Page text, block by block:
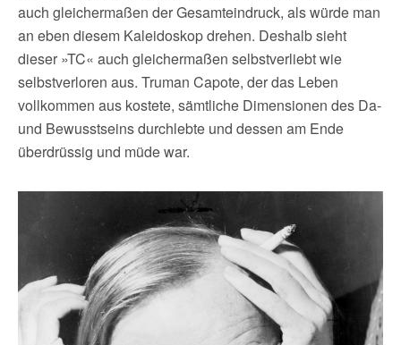
auch gleichermaßen der Gesamteindruck, als würde man
an eben diesem Kaleidoskop drehen. Deshalb sieht
dieser »TC« auch gleichermaßen selbstverliebt wie
selbstverloren aus. Truman Capote, der das Leben
vollkommen aus kostete, sämtliche Dimensionen des Da-
und Bewusstseins durchlebte und dessen am Ende
überdrüssig und müde war.